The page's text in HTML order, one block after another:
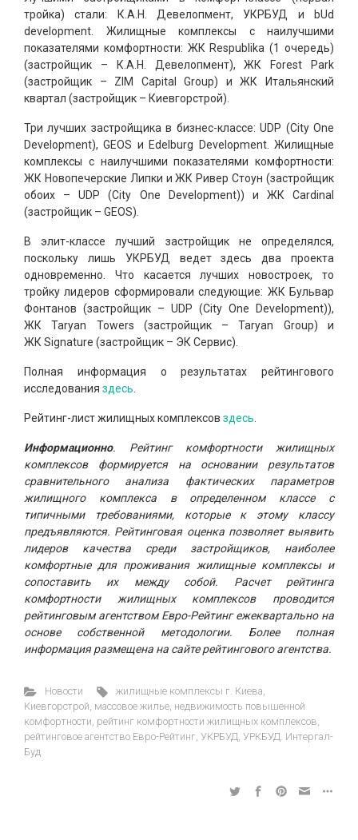
тройка) стали: К.А.Н. Девелопмент, УКРБУД и bUd
development. Жилищные комплексы с наилучшими
показателями комфортности: ЖК Respublika (1 очередь)
(застройщик – К.А.Н. Девелопмент), ЖК Forest Park
(застройщик – ZIM Capital Group) и ЖК Итальянский
квартал (застройщик – Киевгорстрой).
Три лучших застройщика в бизнес-классе: UDP (City One
Development), GEOS и Edelburg Development. Жилищные
комплексы с наилучшими показателями комфортности:
ЖК Новопечерские Липки и ЖК Ривер Стоун (застройщик
обоих – UDP (City One Development)) и ЖК Cardinal
(застройщик – GEOS).
В элит-классе лучший застройщик не определялся,
поскольку лишь УКРБУД ведет здесь два проекта
одновременно. Что касается лучших новостроек, то
тройку лидеров сформировали следующие: ЖК Бульвар
Фонтанов (застройщик – UDP (City One Development)),
ЖК Taryan Towers (застройщик – Taryan Group) и
ЖК Signature (застройщик – ЭК Сервис).
Полная информация о результатах рейтингового
исследования здесь
Рейтинг-лист жилищных комплексов здесь
Информационно. Рейтинг комфортности жилищных
комплексов формируется на основании результатов
сравнительного анализа фактических параметров
жилищного комплекса в определенном классе с
типичными требованиями, которые к этому классу
предъявляются. Рейтинговая оценка позволяет выявить
лидеров качества среди застройщиков, наиболее
комфортные для проживания жилищные комплексы и
сопоставить их между собой. Расчет рейтинга
комфортности жилищных комплексов проводится
рейтинговым агентством Евро-Рейтинг ежеквартально на
основе собственной методологии. Более полная
информация размещена на сайте рейтингового агентства.
Новости жилищные комплексы г. Киева,
Киевгорстрой, массовое жилье, недвижимость повышенной
комфортности, рейтинг комфортности жилищных комплексов,
рейтинговое агентство Евро-Рейтинг, УКРБУД, УРКБУД. Интергал-
Буд